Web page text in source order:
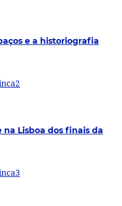
e a historiografia
Lisboa dos finais da